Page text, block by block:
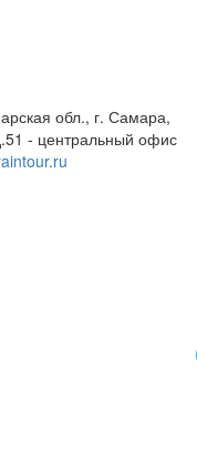
обл., г. Самара,
- центральный офис